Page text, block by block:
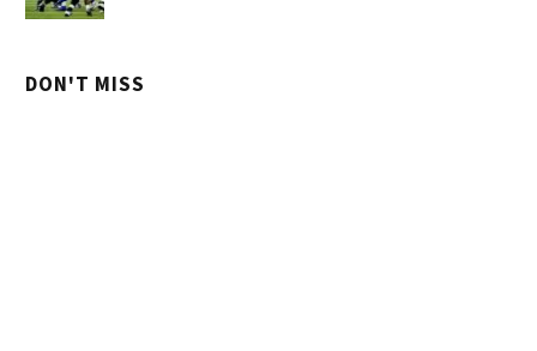
DON'T MISS